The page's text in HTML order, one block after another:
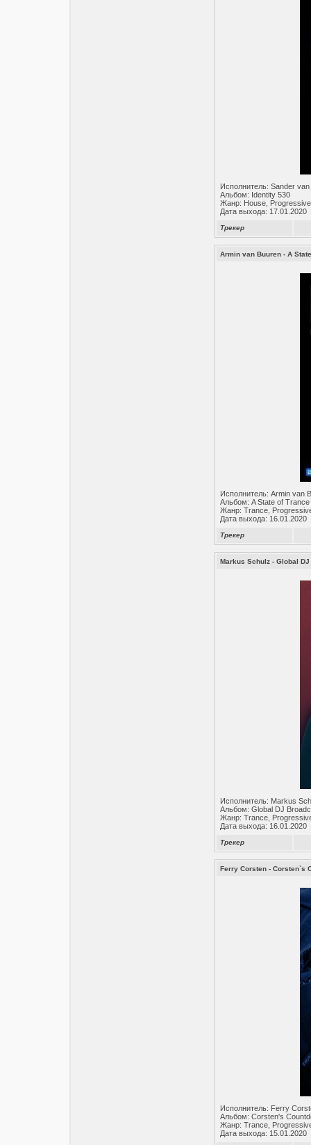
Исполнитель: Sander
Альбом: Identity 530
Жанр: House,
Дата выхода: 17.01.2020
Трекер
Armin van Buuren - A
Исполнитель: Armin van
Альбом: A State of Trance
Жанр: Trance,
Дата выхода: 16.01.2020
Трекер
Markus Schulz - Global
Исполнитель: Markus
Альбом: Global DJ
Жанр: Trance,
Дата выхода: 16.01.2020
Трекер
Ferry Corsten - Corsten`s
Исполнитель: Ferry
Альбом: Corsten's
Жанр: Trance,
Дата выхода: 15.01.2020